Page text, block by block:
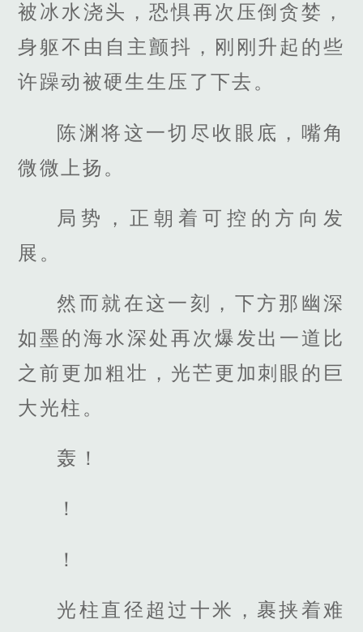
被冰水浇头，恐惧再次压倒贪婪，
身躯不由自主颤抖，刚刚升起的些
许躁动被硬生生压了下去。
陈渊将这一切尽收眼底，嘴角
微微上扬。
局势，正朝着可控的方向发
展。
然而就在这一刻，下方那幽深
如墨的海水深处再次爆发出一道比
之前更加粗壮，光芒更加刺眼的巨
大光柱。
轰！
！
！
光柱直径超过十米，裹挟着难